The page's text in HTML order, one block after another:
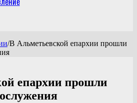
/В Альметьевской епархии прошли
епархии прошли